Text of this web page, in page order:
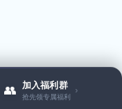
👥 加入福利群
抢先领专属福利
›